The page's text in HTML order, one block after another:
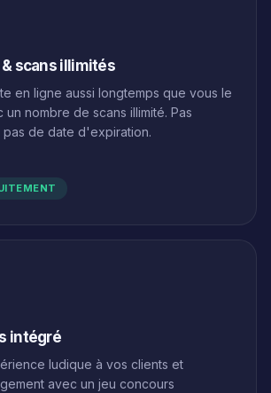
& scans illimités
en ligne aussi longtemps que vous le
nombre de scans illimité. Pas
de date d'expiration.
intégré
ludique à vos clients et
avec un jeu concours